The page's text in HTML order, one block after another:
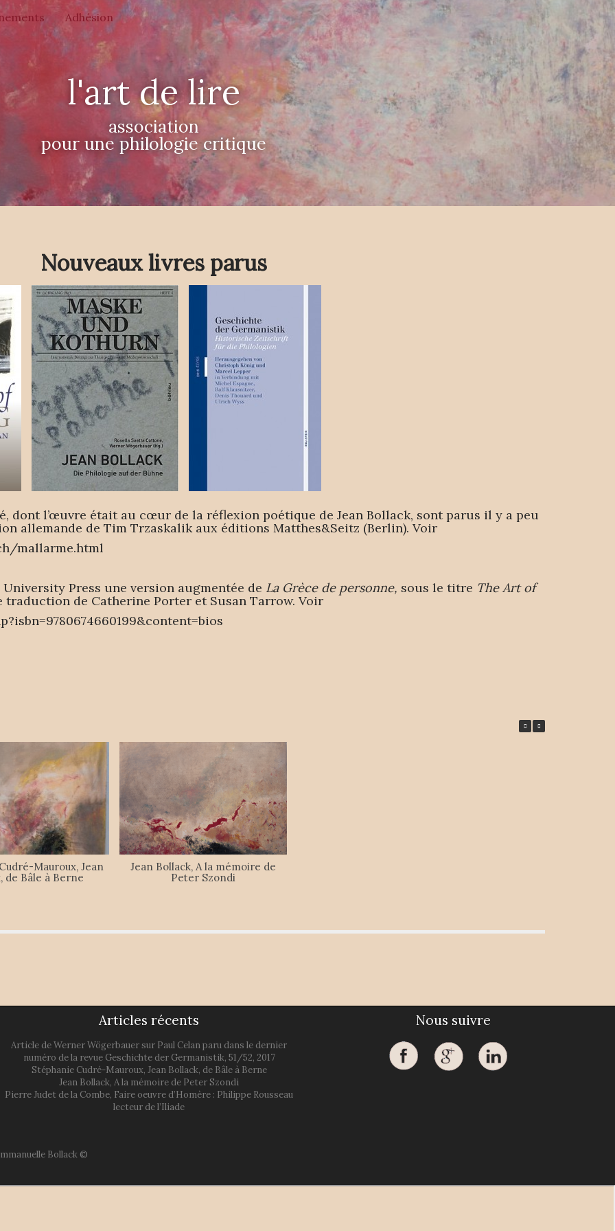
Adhésion
l'art de lire
association
pour une philologie critique
Nouveaux livres parus
dont l’œuvre était au cœur de la réflexion poétique de Jean Bollack, sont parus il y a peu
allemande de Tim Trzaskalik aux éditions Matthes&Seitz (Berlin). Voir
mallarme.html
Press une version augmentée de La Grèce de personne, sous le titre The Art of
traduction de Catherine Porter et Susan Tarrow. Voir
Mauroux, Jean
de Bâle à Berne
Jean Bollack, A la mémoire de
Peter Szondi
Articles récents
Article de Werner Wögerbauer sur Paul Celan paru dans le dernier
numéro de la revue Geschichte der Germanistik, 51/52, 2017
Stéphanie Cudré-Mauroux, Jean Bollack, de Bâle à Berne
Jean Bollack, A la mémoire de Peter Szondi
Pierre Judet de la Combe, Faire oeuvre d’Homère : Philippe Rousseau
lecteur de l’Iliade
Nous suivre
Bollack ©